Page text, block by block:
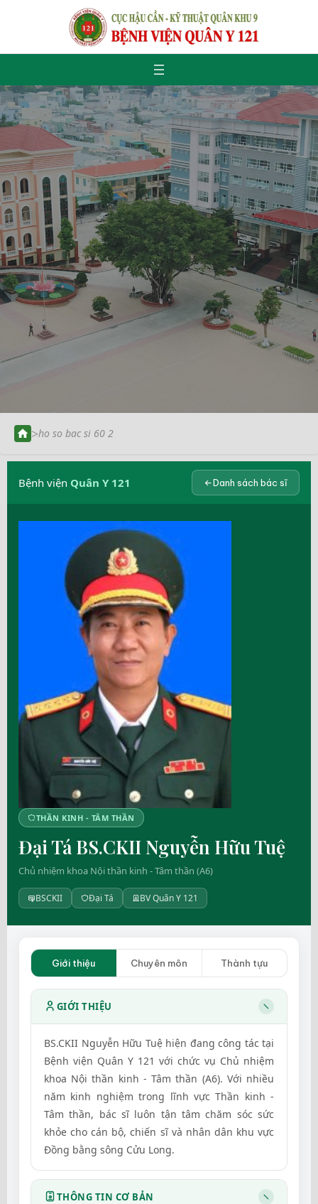
>ho so bac si 60 2
Bệnh viện Quân Y 121 Danh sách bác sĩ
THẦN KINH - TÂM THẦN
Đại Tá BS.CKII Nguyễn Hữu Tuệ
Chủ nhiệm khoa Nội thần kinh - Tâm thần (A6)
BSCKII Đại Tá BV Quân Y 121
Giới thiệu Chuyên môn Thành tựu
GIỚI THIỆU
BS.CKII Nguyễn Hữu Tuệ hiện đang công tác tại
Bệnh viện Quân Y 121 với chức vụ Chủ nhiệm
khoa Nội thần kinh - Tâm thần (A6). Với nhiều
năm kinh nghiệm trong lĩnh vực Thần kinh -
Tâm thần, bác sĩ luôn tận tâm chăm sóc sức
khỏe cho cán bộ, chiến sĩ và nhân dân khu vực
Đồng bằng sông Cửu Long.
THÔNG TIN CƠ BẢN